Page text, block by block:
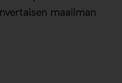
maailman